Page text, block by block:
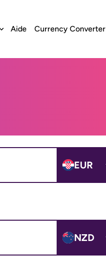
Aide Currency Converter
EUR
NZD